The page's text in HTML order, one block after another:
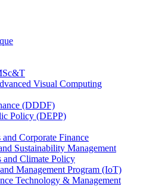
Visual Computing
(DDDF)
Policy (DEPP)
Corporate Finance
Sustainability Management
Climate Policy
Management Program (IoT)
Technology & Management